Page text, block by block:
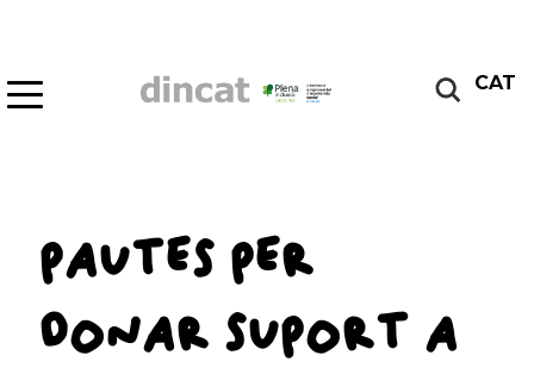
CAT
PAUTES PER
DONAR SUPORT A